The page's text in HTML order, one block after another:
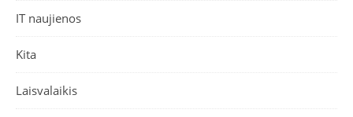
IT naujienos
Kita
Laisvalaikis